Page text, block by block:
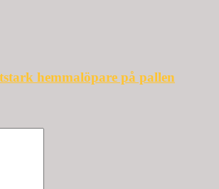
hemmalöpare på pallen